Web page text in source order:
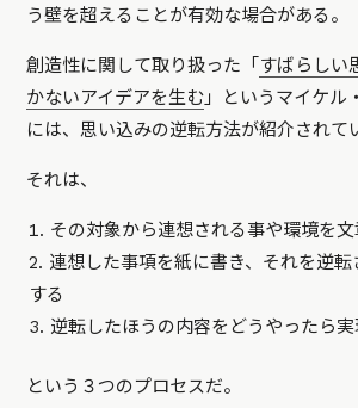
う壁を超えることが有効な場合がある。
創造性に関して取り扱った「 すばらしい
かないアイデアを生む 」というマイケル
には、思い込みの逆転方法が紹介されて
それは、
その対象から連想される事や環境を文
連想した事項を紙に書き、それを逆
する
逆転したほうの内容をどうやったら
という３つのプロセスだ。